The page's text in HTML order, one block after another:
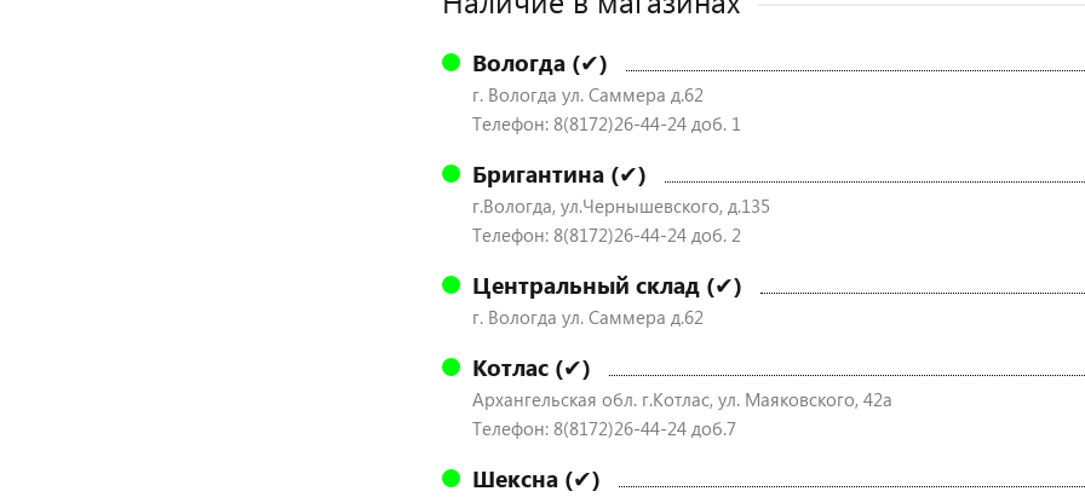
Вологда (✔)
г. Вологда ул. Саммера д.62
Телефон: 8(8172)26-44-24 доб. 1
Бригантина (✔)
г.Вологда, ул.Чернышевского, д.135
Телефон: 8(8172)26-44-24 доб. 2
Центральный склад (✔)
г. Вологда ул. Саммера д.62
Котлас (✔)
Архангельская обл. г.Котлас, ул. Маяковского, 42а
Телефон: 8(8172)26-44-24 доб.7
Шексна (✔)